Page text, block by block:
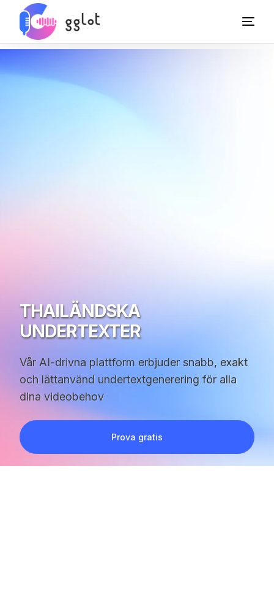
THAILÄNDSKA
UNDERTEXTER
Vår AI-drivna plattform erbjuder snabb, exakt
och lättanvänd undertextgenerering för alla
dina videobehov
Prova gratis